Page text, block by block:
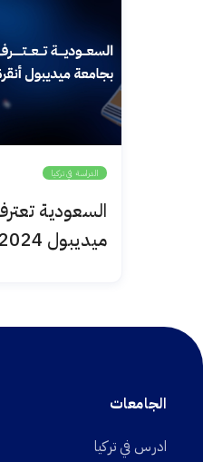
الدراسة في تركيا
ميديبول 2024
الجامعات
ادرس في تركيا